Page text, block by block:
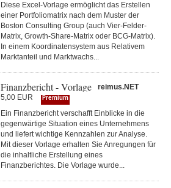
Diese Excel-Vorlage ermöglicht das Erstellen
einer Portfoliomatrix nach dem Muster der
Boston Consulting Group (auch Vier-Felder-
Matrix, Growth-Share-Matrix oder BCG-Matrix).
In einem Koordinatensystem aus Relativem
Marktanteil und Marktwachs...
Finanzbericht - Vorlage
reimus.NET
5,00 EUR
Premium
Ein Finanzbericht verschafft Einblicke in die
gegenwärtige Situation eines Unternehmens
und liefert wichtige Kennzahlen zur Analyse.
Mit dieser Vorlage erhalten Sie Anregungen für
die inhaltliche Erstellung eines
Finanzberichtes. Die Vorlage wurde...